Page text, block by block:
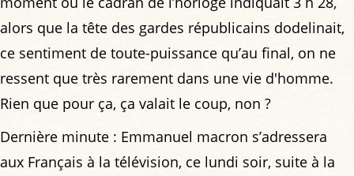
alors que la tête des gardes républicains dodelinait,
ce sentiment de toute-puissance qu’au final, on ne
ressent que très rarement dans une vie d'homme.
Rien que pour ça, ça valait le coup, non ?
Dernière minute : Emmanuel macron s’adressera
aux Français à la télévision, ce lundi soir, suite à la